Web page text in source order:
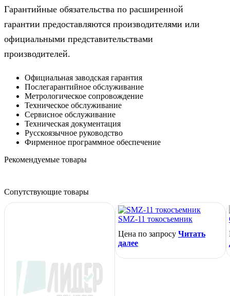
Гарантийные обязательства по расширенной
гарантии предоставляются производителями или
официальными представительствами
производителей.
Официальная заводская гарантия
Послегарантийное обслуживание
Метрологическое сопровождение
Техническое обслуживание
Сервисное обслуживание
Техническая документация
Русскоязычное руководство
Фирменное программное обеспечение
Рекомендуемые товары
Сопутствующие товары
SMZ-11 токосъемник
Цена по запросу Читать
далее